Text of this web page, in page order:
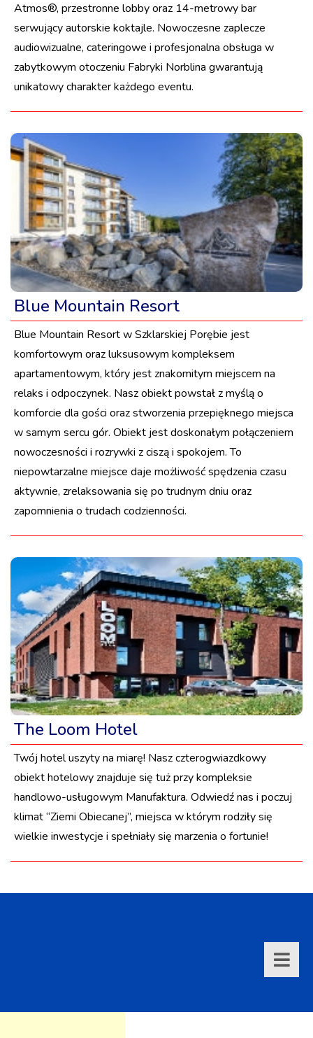
Atmos®, przestronne lobby oraz 14-metrowy bar
serwujący autorskie koktajle. Nowoczesne zaplecze
audiowizualne, cateringowe i profesjonalna obsługa w
zabytkowym otoczeniu Fabryki Norblina gwarantują
unikatowy charakter każdego eventu.
Blue Mountain Resort
Blue Mountain Resort w Szklarskiej Porębie jest
komfortowym oraz luksusowym kompleksem
apartamentowym, który jest znakomitym miejscem na
relaks i odpoczynek. Nasz obiekt powstał z myślą o
komforcie dla gości oraz stworzenia przepięknego miejsca
w samym sercu gór. Obiekt jest doskonałym połączeniem
nowoczesności i rozrywki z ciszą i spokojem. To
niepowtarzalne miejsce daje możliwość spędzenia czasu
aktywnie, zrelaksowania się po trudnym dniu oraz
zapomnienia o trudach codzienności.
The Loom Hotel
Twój hotel uszyty na miarę! Nasz czterogwiazdkowy
obiekt hotelowy znajduje się tuż przy kompleksie
handlowo-usługowym Manufaktura. Odwiedź nas i poczuj
klimat “Ziemi Obiecanej”, miejsca w którym rodziły się
wielkie inwestycje i spełniały się marzenia o fortunie!